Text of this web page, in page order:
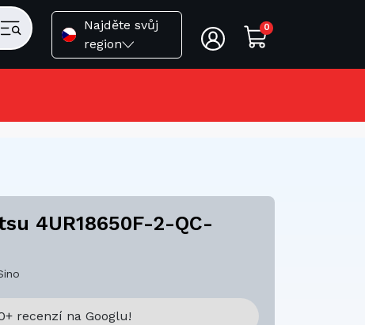
Najděte svůj
region
0
4UR18650F-2-QC-
recenzí na Googlu!